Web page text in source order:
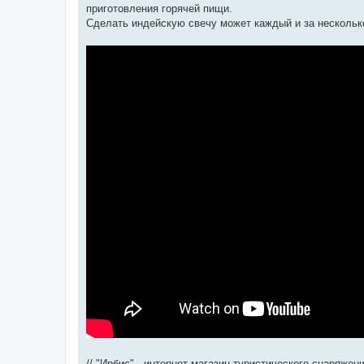
приготовления горячей пищи.
Сделать индейскую свечу может каждый и за